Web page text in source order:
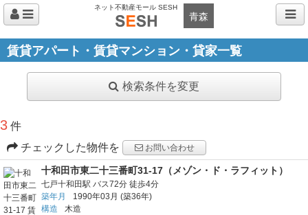
ネット不動産モール SESH
青森
賃貸アパート・賃貸マンション・貸家一覧
検索条件を変更
3 件
チェックした物件を
お問い合わせ
十和田市東二十三番町31-17（メゾン・ド・ラフィット）
七戸十和田駅 バス72分 徒歩4分
築年月
1990年03月 (築36年)
構造
木造